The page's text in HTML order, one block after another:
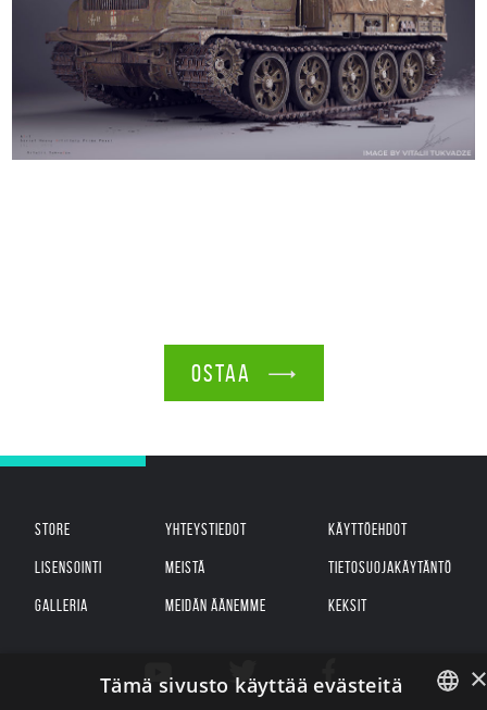
OSTAA
STORE
LISENSOINTI
GALLERIA
YHTEYSTIEDOT
MEISTÄ
MEIDÄN ÄÄNEMME
KÄYTTÖEHDOT
TIETOSUOJAKÄYTÄNTÖ
KEKSIT
×
Tämä sivusto käyttää evästeitä